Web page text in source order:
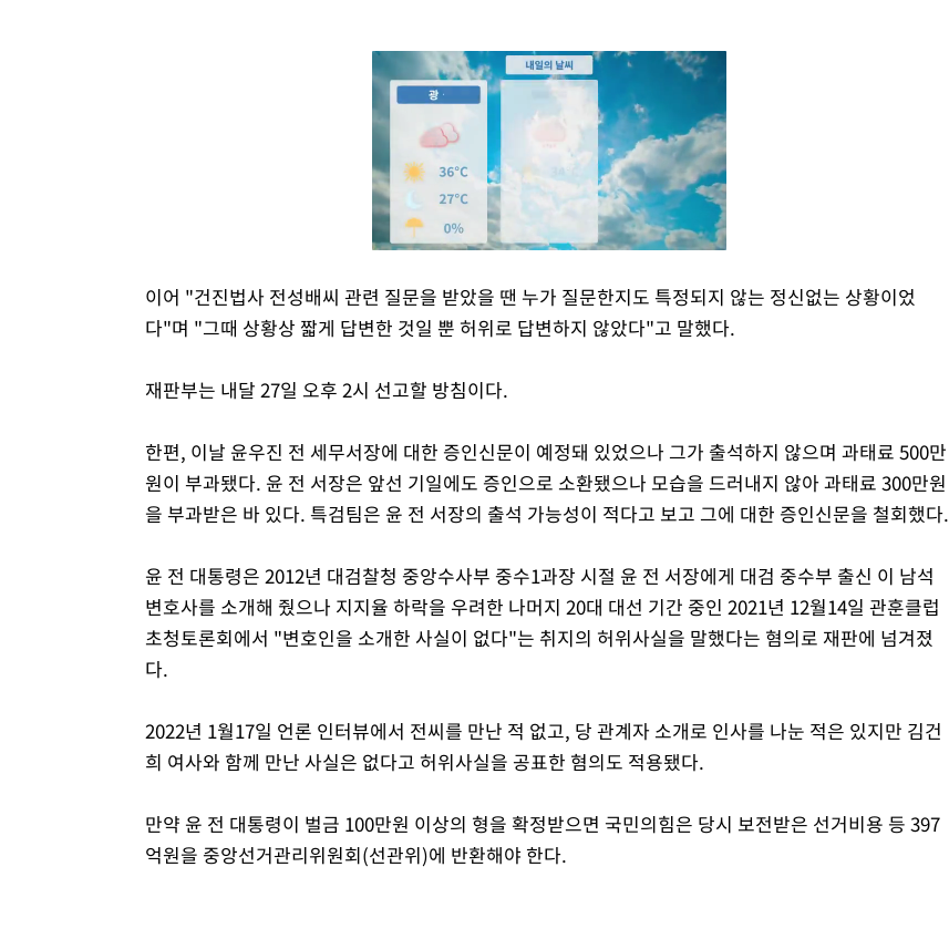
Mute
이어 "건진법사 전성배씨 관련 질문을 받았을 땐 누가 질문한지도 특정되지 않는 정신없는 상황이었
다"며 "그때 상황상 짧게 답변한 것일 뿐 허위로 답변하지 않았다"고 말했다.
재판부는 내달 27일 오후 2시 선고할 방침이다.
한편, 이날 윤우진 전 세무서장에 대한 증인신문이 예정돼 있었으나 그가 출석하지 않으며 과태료 500만
원이 부과됐다. 윤 전 서장은 앞선 기일에도 증인으로 소환됐으나 모습을 드러내지 않아 과태료 300만원
을 부과받은 바 있다. 특검팀은 윤 전 서장의 출석 가능성이 적다고 보고 그에 대한 증인신문을 철회했다.
윤 전 대통령은 2012년 대검찰청 중앙수사부 중수1과장 시절 윤 전 서장에게 대검 중수부 출신 이 남석
변호사를 소개해 줬으나 지지율 하락을 우려한 나머지 20대 대선 기간 중인 2021년 12월14일 관훈클럽
초청토론회에서 "변호인을 소개한 사실이 없다"는 취지의 허위사실을 말했다는 혐의로 재판에 넘겨졌
다.
2022년 1월17일 언론 인터뷰에서 전씨를 만난 적 없고, 당 관계자 소개로 인사를 나눈 적은 있지만 김건
희 여사와 함께 만난 사실은 없다고 허위사실을 공표한 혐의도 적용됐다.
만약 윤 전 대통령이 벌금 100만원 이상의 형을 확정받으면 국민의힘은 당시 보전받은 선거비용 등 397
억원을 중앙선거관리위원회(선관위)에 반환해야 한다.